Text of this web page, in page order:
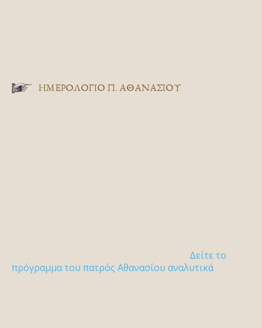
ΗΜΕΡΟΛΟΓΙΟ Π. ΑΘΑΝΑΣΙΟΥ
Δείτε το
πρόγραμμα του πατρός Αθανασίου αναλυτικά